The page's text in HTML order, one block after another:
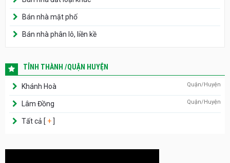
Bán nhà mặt phố
Bán nhà phân lô, liền kề
TỈNH THÀNH /QUẬN HUYỆN
Khánh Hoà Quận/Huyện
Lâm Đồng Quận/Huyện
Tất cả [ + ]